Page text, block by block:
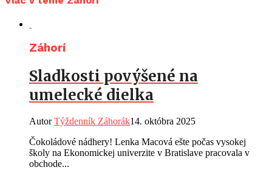
Záhorí
Sladkosti povýšené na
umelecké dielka
AutorTýždenník Záhorák14. októbra 2025
Čokoládové nádhery! Lenka Macová ešte počas vysokej
školy na Ekonomickej univerzite v Bratislave pracovala v
obchode...